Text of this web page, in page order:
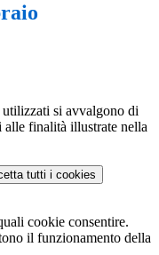
si avvalgono di
alle finalità illustrate nella
tutti i cookies
cookie consentire.
il funzionamento della